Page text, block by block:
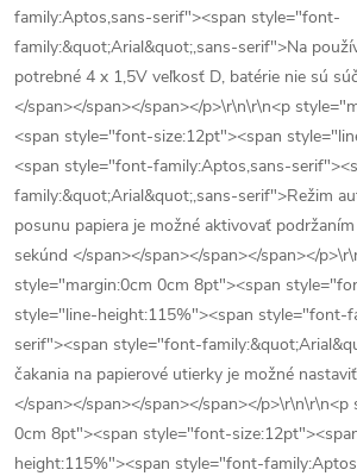
family:Aptos,sans-serif"><span style="font-
family:&quot;Arial&quot;,sans-serif">Na
potrebné 4 x 1,5V veľkosť D, batérie nie sú
</span></span></span></p>\r\n\r\n<p
<span style="font-size:12pt"><span
<span style="font-family:Aptos,sans-
family:&quot;Arial&quot;,sans-serif">Režim
posunu papiera je možné aktivovať
sekúnd </span></span></span></span></
style="margin:0cm 0cm 8pt"><span
style="line-height:115%"><span style="font-
serif"><span style="font-
čakania na papierové utierky je možné
</span></span></span></span></
0cm 8pt"><span style="font-
height:115%"><span style="font-